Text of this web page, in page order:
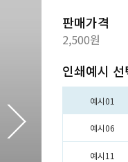
판매가격
2,500원
인쇄예시 선
예시01
예시06
예시11